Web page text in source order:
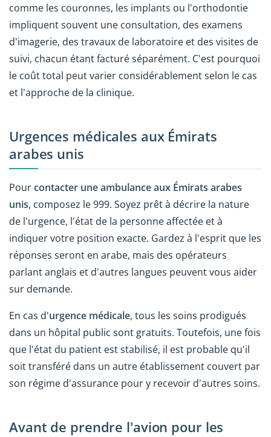
comme les couronnes, les implants ou l'orthodontie
impliquent souvent une consultation, des examens
d'imagerie, des travaux de laboratoire et des visites de
suivi, chacun étant facturé séparément. C'est pourquoi
le coût total peut varier considérablement selon le cas
et l'approche de la clinique.
Urgences médicales aux Émirats
arabes unis
Pourcontacter une ambulance aux Émirats arabes
unis, composez le 999. Soyez prêt à décrire la nature
de l'urgence, l'état de la personne affectée et à
indiquer votre position exacte. Gardez à l'esprit que les
réponses seront en arabe, mais des opérateurs
parlant anglais et d'autres langues peuvent vous aider
sur demande.
En cas d'urgence médicale, tous les soins prodigués
dans un hôpital public sont gratuits. Toutefois, une fois
que l'état du patient est stabilisé, il est probable qu'il
soit transféré dans un autre établissement couvert par
son régime d'assurance pour y recevoir d'autres soins.
Avant de prendre l'avion pour les